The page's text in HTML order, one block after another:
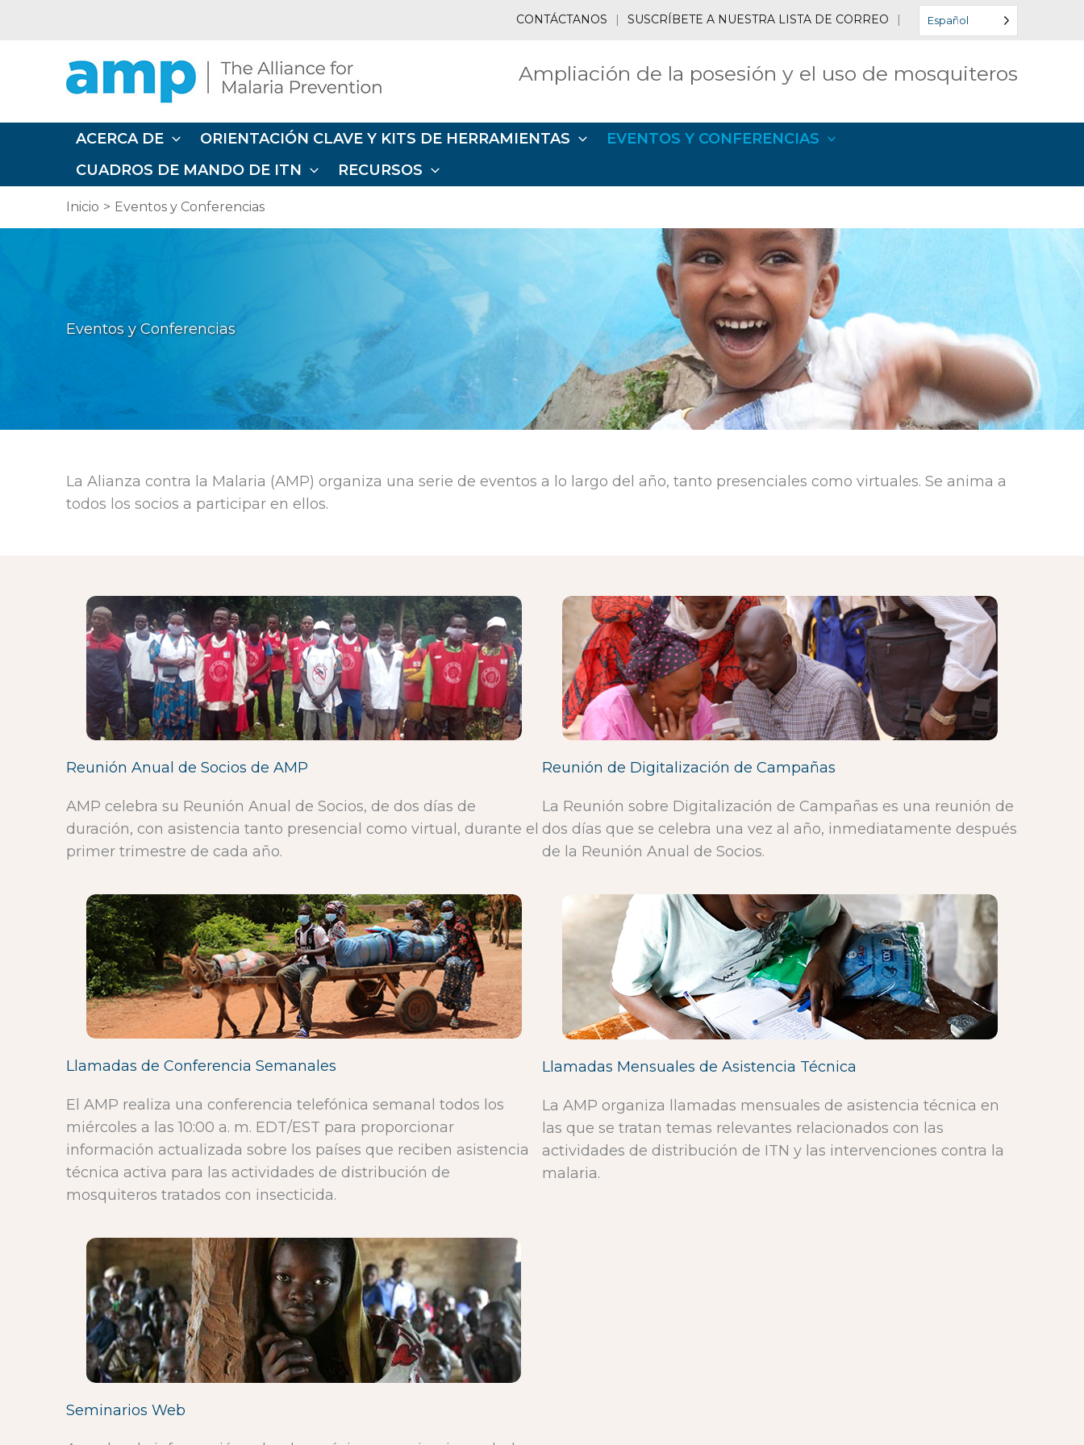
CONTÁCTANOS | SUSCRÍBETE A NUESTRA LISTA DE CORREO | Español
Ampliación de la posesión y el uso de mosquiteros
ACERCA DE ORIENTACIÓN CLAVE Y KITS DE HERRAMIENTAS
EVENTOS Y CONFERENCIAS
CUADROS DE MANDO DE ITN
RECURSOS
Inicio Eventos y Conferencias
Eventos y Conferencias
La Alianza contra la Malaria (AMP) organiza una serie de eventos a lo largo del año, tanto presenciales como virtuales. Se anima a
todos los socios a participar en ellos.
Reunión Anual de Socios de AMP
AMP celebra su Reunión Anual de Socios, de dos días de
duración, con asistencia tanto presencial como virtual, durante el
primer trimestre de cada año.
Reunión de Digitalización de Campañas
La Reunión sobre Digitalización de Campañas es una reunión de
dos días que se celebra una vez al año, inmediatamente después
de la Reunión Anual de Socios.
Llamadas de Conferencia Semanales
El AMP realiza una conferencia telefónica semanal todos los
miércoles a las 10:00 a. m. EDT/EST para proporcionar
información actualizada sobre los países que reciben asistencia
técnica activa para las actividades de distribución de
mosquiteros tratados con insecticida.
Llamadas Mensuales de Asistencia Técnica
La AMP organiza llamadas mensuales de asistencia técnica en
las que se tratan temas relevantes relacionados con las
actividades de distribución de ITN y las intervenciones contra la
malaria.
Seminarios Web